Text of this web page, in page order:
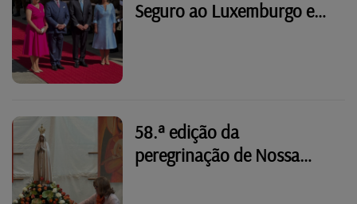
Seguro ao Luxemburgo em
58.ª edição da
peregrinação de Nossa